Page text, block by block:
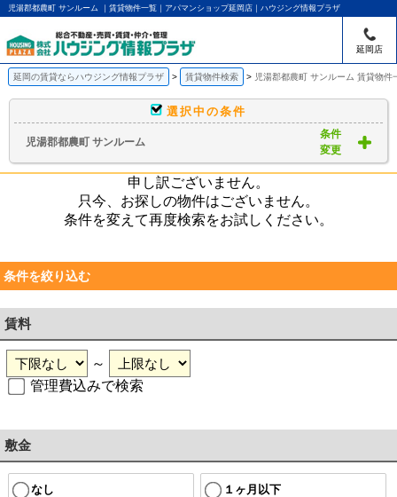
児湯郡都農町 サンルーム ｜賃貸物件一覧｜アパマンショップ延岡店｜ハウジング情報プラザ
延岡店
延岡の賃貸ならハウジング情報プラザ 賃貸物件検索 児湯郡都農町 サンルーム 賃貸物件
選択中の条件
児湯郡都農町 サンルーム
条件
変更
申し訳ございません。
只今、お探しの物件はございません。
条件を変えて再度検索をお試しください。
条件を絞り込む
賃料
～
管理費込みで検索
敷金
なし １ヶ月以下